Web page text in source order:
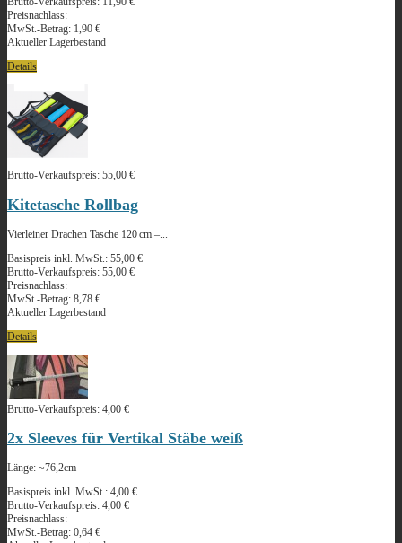
Preisnachlass:
MwSt.-Betrag: 1,90 €
Aktueller Lagerbestand
Details
Brutto-Verkaufspreis: 55,00 €
Kitetasche Rollbag
Vierleiner Drachen Tasche 120 cm –...
Basispreis inkl. MwSt.: 55,00 €
Brutto-Verkaufspreis: 55,00 €
Preisnachlass:
MwSt.-Betrag: 8,78 €
Aktueller Lagerbestand
Details
Brutto-Verkaufspreis: 4,00 €
2x Sleeves für Vertikal Stäbe weiß
Länge: ~76,2cm
Basispreis inkl. MwSt.: 4,00 €
Brutto-Verkaufspreis: 4,00 €
Preisnachlass:
MwSt.-Betrag: 0,64 €